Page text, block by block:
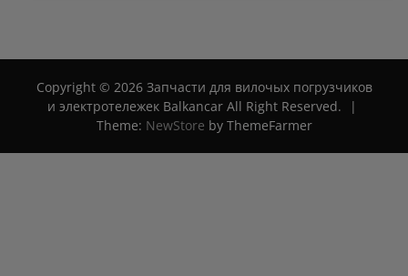
Copyright © 2026 Запчасти для вилочых погрузчиков
и электротележек Balkancar All Right Reserved.
|
Theme: NewStore by ThemeFarmer